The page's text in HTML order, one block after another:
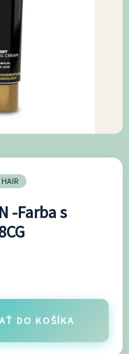
-Farba s
DO KOŠÍKA